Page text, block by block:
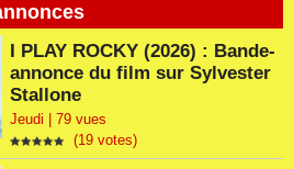
I PLAY ROCKY (2026) : Bande-
annonce du film sur Sylvester
Stallone
Jeudi | 79 vues
(19 votes)